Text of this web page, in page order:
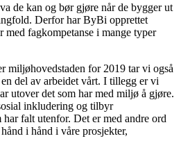
de kan og bør gjøre når de bygger ut
Derfor har ByBi opprettet
fagkompetanse i mange typer
miljøhovedstaden for 2019 tar vi også
del av arbeidet vårt. I tillegg er vi
utover det som har med miljø å gjøre.
inkludering og tilbyr
falt utenfor. Det er med andre ord
i hånd i våre prosjekter,